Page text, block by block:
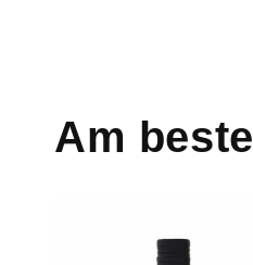
Am